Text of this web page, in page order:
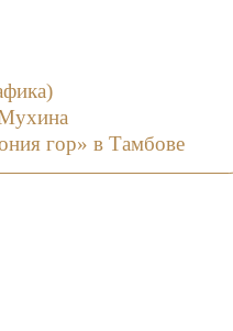
гор» в Тамбове